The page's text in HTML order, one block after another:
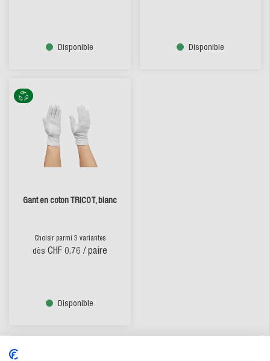
Disponible Disponible
Gant en coton TRICOT, blanc
Choisir parmi 3 variantes
dès CHF 0.76 / paire
Disponible